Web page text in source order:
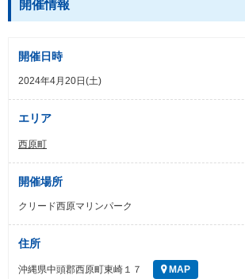
開催情報
開催日時
2024年4月20日(土)
エリア
西原町
開催場所
クリード西原マリンパーク
住所
沖縄県中頭郡西原町東崎１７ MAP